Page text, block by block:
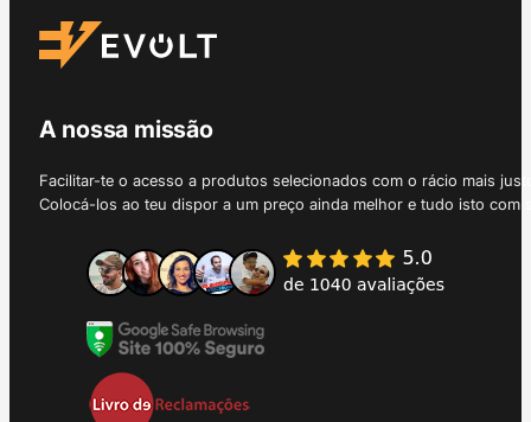
A nossa missão
Facilitar-te o acesso a produtos selecionados com o rácio mais
Colocá-los ao teu dispor a um preço ainda melhor e tudo isto